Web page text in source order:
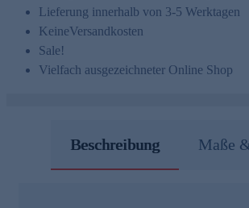
Lieferung innerhalb von 3-5 Werktagen
KeineVersandkosten
Sale!
Vielfach ausgezeichneter Online Shop
Beschreibung Maße